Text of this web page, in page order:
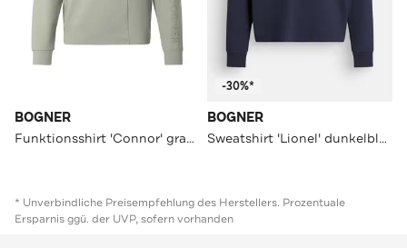
BOGNER
Funktionsshirt 'Connor' graugrün
-30%*
BOGNER
Sweatshirt 'Lionel' dunkelblau
* Unverbindliche Preisempfehlung des Herstellers. Prozentuale
Ersparnis ggü. der UVP, sofern vorhanden